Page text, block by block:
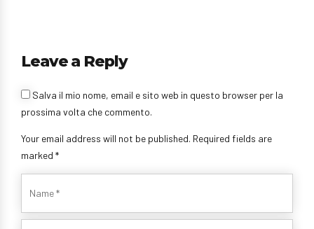
Leave a Reply
Your email address will not be published. Required fields are
marked *
Salva il mio nome, email e sito web in questo browser per la
prossima volta che commento.